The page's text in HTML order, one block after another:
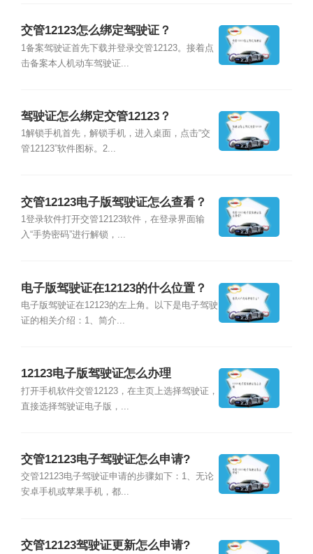
交管12123怎么绑定驾驶证？
1备案驾驶证首先下载并登录交管12123。接着点
击备案本人机动车驾驶证...
驾驶证怎么绑定交管12123？
1解锁手机首先，解锁手机，进入桌面，点击“交
管12123”软件图标。2...
交管12123电子版驾驶证怎么查看？
1登录软件打开交管12123软件，在登录界面输
入“手势密码”进行解锁，...
电子版驾驶证在12123的什么位置？
电子版驾驶证在12123的左上角。以下是电子驾驶
证的相关介绍：1、简介...
12123电子版驾驶证怎么办理
打开手机软件交管12123，在主页上选择驾驶证，
直接选择驾驶证电子版，...
交管12123电子驾驶证怎么申请?
交管12123电子驾驶证申请的步骤如下：1、无论
安卓手机或苹果手机，都...
交管12123驾驶证更新怎么申请?